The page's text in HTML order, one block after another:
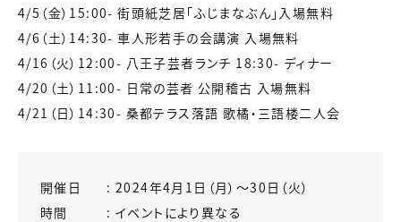
4/5（金）15:00- 街頭紙芝居「ふじまなぶん」入場無料
4/6（土）14:30- 車人形若手の会講演 入場無料
4/16（火）12:00- 八王子芸者ランチ 18:30- ディナー
4/20（土）11:00- 日常の芸者 公開稽古 入場無料
4/21（日）14:30- 桑都テラス落語 歌橘・三語楼二人会
開催日
2024年4月1日（月）〜30日（火）
時間
イベントにより異なる